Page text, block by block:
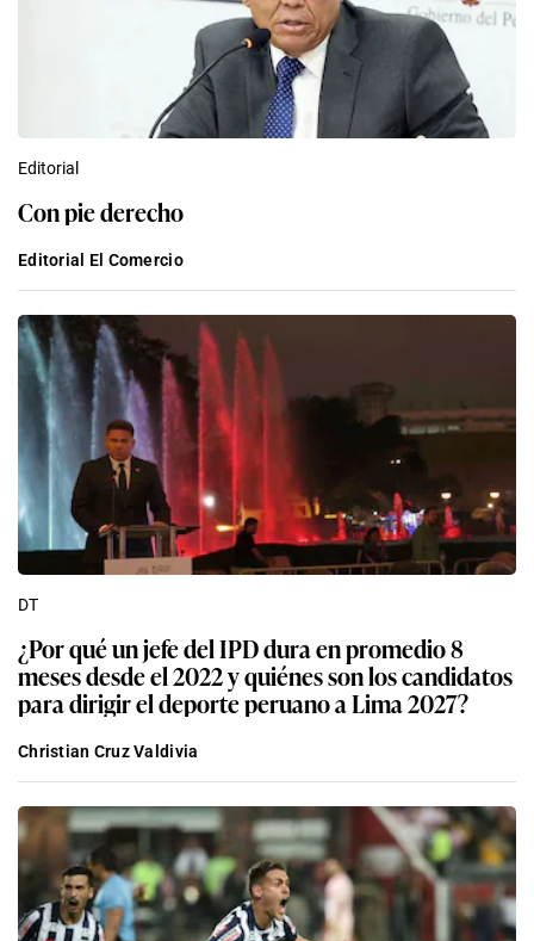
Editorial
Con pie derecho
Editorial El Comercio
DT
¿Por qué un jefe del IPD dura en promedio 8
meses desde el 2022 y quiénes son los candidatos
para dirigir el deporte peruano a Lima 2027?
Christian Cruz Valdivia